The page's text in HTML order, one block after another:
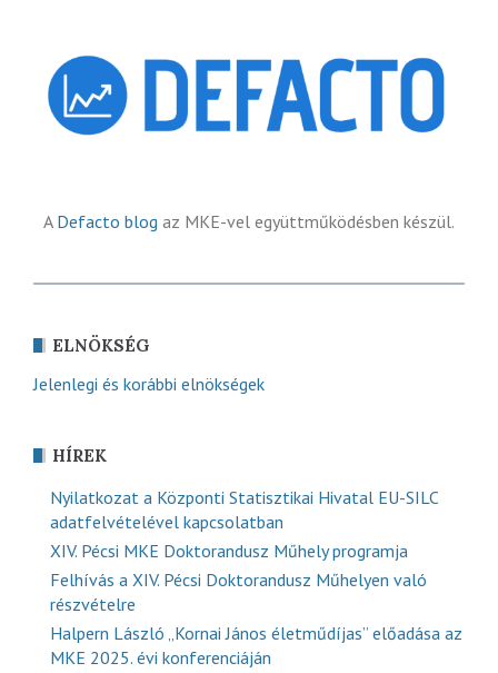
A Defacto blog az MKE-vel együttműködésben készül.
ELNÖKSÉG
Jelenlegi és korábbi elnökségek
HÍREK
Nyilatkozat a Központi Statisztikai Hivatal EU-SILC
adatfelvételével kapcsolatban
XIV. Pécsi MKE Doktorandusz Műhely programja
Felhívás a XIV. Pécsi Doktorandusz Műhelyen való
részvételre
Halpern László „Kornai János életműdíjas” előadása az
MKE 2025. évi konferenciáján